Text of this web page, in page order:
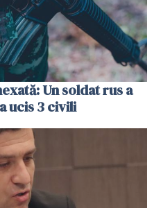
Un soldat rus a
ucis 3 civili